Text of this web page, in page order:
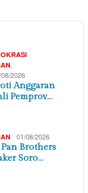
2026
Anggaran
Pemprov…
01/08/2026
Brothers
Soro…